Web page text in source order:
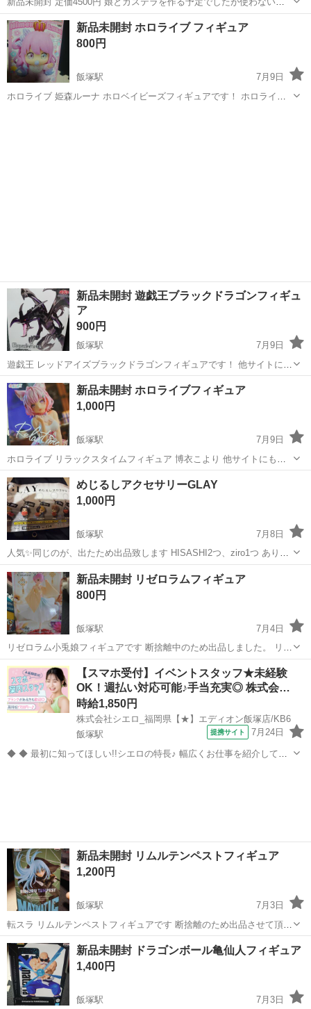
まなので断捨離でお安く出品させて頂きました まだ鬼滅の刃が好きな
方いかがでしょうか？
福岡 飯塚市 飯塚駅 おもちゃ 鬼滅の刃
新品未開封 ホロライブ フィギュア
800円
飯塚駅
7月9日
ホロライブ 姫森ルーナ ホロベイビーズフィギュアです！ ホロライブ
新品未開封 遊戯王ブラックドラゴンフィギュ
ア
900円
飯塚駅
7月9日
遊戯王 レッドアイズブラックドラゴンフィギュアです！ 他サイトにも
出品しておりますので急遽削除する場合もあります(*.ˬ.)"
福岡 飯塚市 飯塚駅 フィギュア 遊戯王
新品未開封 ホロライブフィギュア
1,000円
飯塚駅
7月9日
ホロライブ リラックスタイムフィギュア 博衣こより 他サイトにも出
品している為急遽削除する場合もあります(*.ˬ.)"
福岡 飯塚市 フィギュア
めじるしアクセサリーGLAY
1,000円
飯塚駅
7月8日
人気✨同じのが、出たため出品致します HISASHI2つ、ziro1つ ありま
す！とても可愛いです！
福岡 飯塚市 飯塚駅 フィギュア GLAY
新品未開封 リゼロラムフィギュア
800円
飯塚駅
7月4日
リゼロラム小兎娘フィギュアです 断捨離中のため出品しました。 リゼ
ロのフィギュアはレムよりラムの方が出荷数が少なく希少との事で集
めておりました。 他サイトにも出品しておりますので急遽削除する場
合もあります。
福岡 飯塚市 フィギュア リゼロ
【スマホ受付】イベントスタッフ★未経験
OK！週払い対応可能♪手当充実◎ 株式会…
時給1,850円
株式会社シエロ_福岡県【★】エディオン飯塚店/KB6
飯塚駅
提携サイト 7月24日
◆ ◆ 最初に知ってほしい!!シエロの特長♪ 幅広くお仕事を紹介してい
新品未開封 リムルテンペストフィギュア
1,200円
飯塚駅
7月3日
転スラ リムルテンペストフィギュアです 断捨離のため出品させて頂き
ます( . .)" 他サイトにも出品している為売れ次第削除いたします( . .)"
福岡 飯塚市 飯塚駅 フィギュア 断捨離
新品未開封 ドラゴンボール亀仙人フィギュア
1,400円
飯塚駅 7月3日